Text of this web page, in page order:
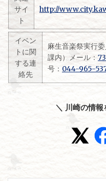
サイ
ト
http://
イベン
トに関
する連
絡先
麻生音楽祭実行
課内）メール：
号： 044-965-
＼ 川崎の情